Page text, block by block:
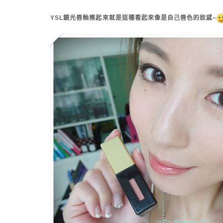
YSL鏡光唇釉擦起來就是這種看起來像是自己唇色的妝感~